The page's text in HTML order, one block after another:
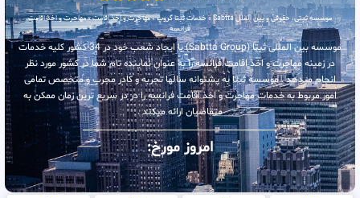
موسسه ثبتی، حقوقی و بین الملل Sabtta »خدمات ثبتا گروپ»مهاجرت و اخذ اقامت»مهاجرت و اخذ اقامت
فرانسه
موسسه بین المللی ثبتا (Sabtta Group) با ایجاد شعب خود در 34 کشور کلیه خدمات
در زمینه مهاجرت و اخذ اقامت فرانسه را به عنوان نماینده تام شما در کشور مورد نظر
انجام میدهد . موسسه ثبتا به پشتوانه سالها تجربه و کادر مجرب و متخصص تمامی
امور مربوط به خدمات مهاجرت و اخذ اقامت فرانسه را در در سریع ترین زمان ممکن به
متقاضیان ارائه میکند .
امروز مورخ: